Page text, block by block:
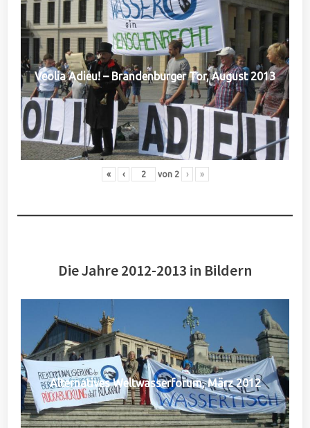
Veolia Adieu! – Brandenburger Tor, August 2013
« ‹ von 2 › »
Die Jahre 2012-2013 in Bildern
Alternatives Weltwasserforum, März 2012